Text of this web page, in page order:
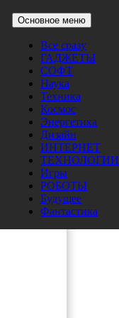
Основное меню
Все сразу
ГАДЖЕТЫ
СОФТ
Наука
Техника
Космос
Энергетика
Дизайн
ИНТЕРНЕТ
ТЕХНОЛОГИИ
Игры
РОБОТЫ
Будущее
Фантастика